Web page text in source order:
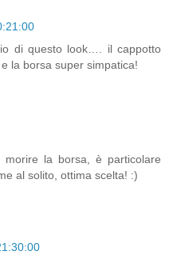
di questo look…. il cappotto
la borsa super simpatica!
la borsa, è particolare
al solito, ottima scelta! :)